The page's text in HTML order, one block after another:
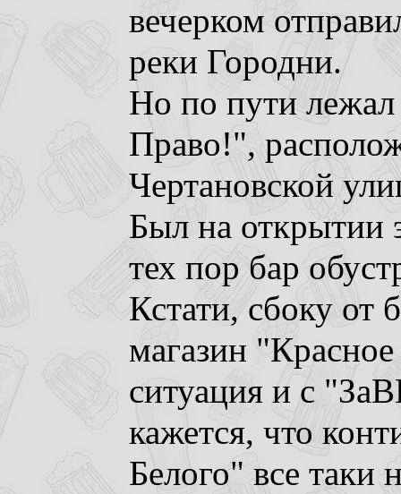
вечерком
реки Городни.
Но по пути
Право!",
Чертановской
Был на открытии
тех пор бар
Кстати, сбоку от
магазин
ситуация и с
кажется, что
Белого" все таки